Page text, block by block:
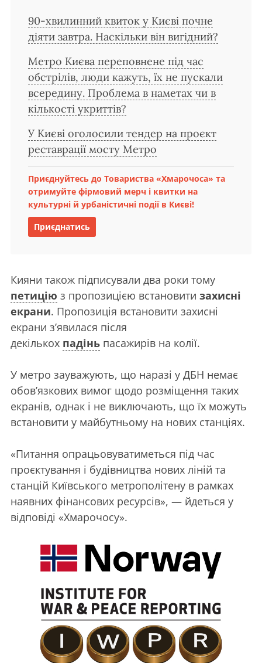
90-хвилинний квиток у Києві почне
діяти завтра. Наскільки він вигідний?
Метро Києва переповнене під час
обстрілів, люди кажуть, їх не пускали
всередину. Проблема в наметах чи в
кількості укриттів?
У Києві оголосили тендер на проєкт
реставрації мосту Метро
Приєднуйтесь до Товариства «Хмарочоса» та
отримуйте фірмовий мерч і квитки на
культурні й урбаністичні події в Києві!
Приєднатись
Кияни також підписували два роки тому
петицію з пропозицією встановити захисні
екрани. Пропозиція встановити захисні
екрани з’явилася після
декількох падінь пасажирів на колії.
У метро зауважують, що наразі у ДБН немає
обов’язкових вимог щодо розміщення таких
екранів, однак і не виключають, що їх можуть
встановити у майбутньому на нових станціях.
«Питання опрацьовуватиметься під час
проєктування і будівництва нових ліній та
станцій Київського метрополітену в рамках
наявних фінансових ресурсів», — йдеться у
відповіді «Хмарочосу».